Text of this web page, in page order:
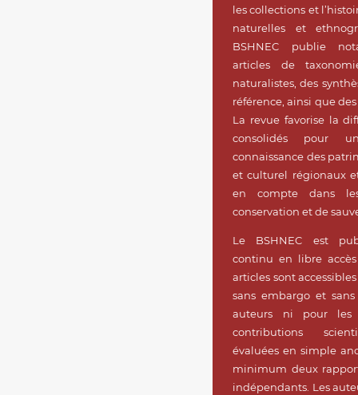
les collections et
naturelles et
BSHNEC publie
articles de
naturalistes, des
référence, ainsi que
La revue favorise la
consolidés pour
connaissance des
et culturel régionaux
en compte dans
conservation et de
Le BSHNEC est
continu en libre
articles sont
sans embargo et
auteurs ni pour les
contributions
évaluées en simple
minimum deux
indépendants. Les